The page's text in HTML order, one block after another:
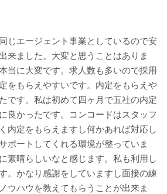
じエージェント事業としているので安
来ました。大変と思うことはありま
当に大変です。求人数も多いので採用
をもらえやすいです。内定をもらえや
です。私は初めて四ヶ月で五社の内定
良かったです。コンコードはスタッフ
内定をもらえますし何かあれば対応し
ポートしてくれる環境が整っていま
素晴らしいなと感じます。私も利用し
。かなり感謝をしていますし面接の練
ウハウを教えてもらうことが出来ま